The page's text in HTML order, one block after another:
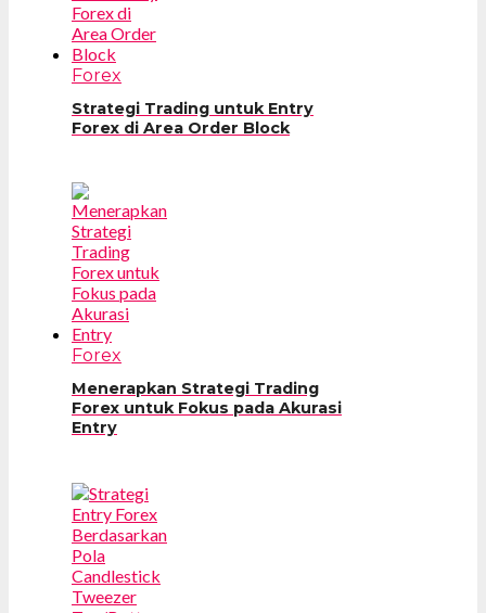
Forex
Strategi Trading untuk Entry
Forex di Area Order Block
Forex
Menerapkan Strategi Trading
Forex untuk Fokus pada Akurasi
Entry